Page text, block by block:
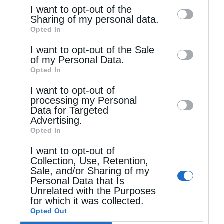
information by third parties on the IAB’s list
of downstream participants. This
information may also be disclosed by us to
third parties on theIAB’s List of
Downstream Participants
disclose it to other third parties.
I want to opt-out of the
Sharing of my personal data.
Opted In
I want to opt-out of the Sale
of my Personal Data.
Opted In
I want to opt-out of
processing my Personal
Data for Targeted
Advertising.
Opted In
I want to opt-out of
Collection, Use, Retention,
Sale, and/or Sharing of my
Personal Data that Is
Unrelated with the Purposes
for which it was collected.
Opted Out
Πανηγυρικός Εσπερινός Μεταμορφώσεως του
Σωτήρος στο Αρκαλοχώρι